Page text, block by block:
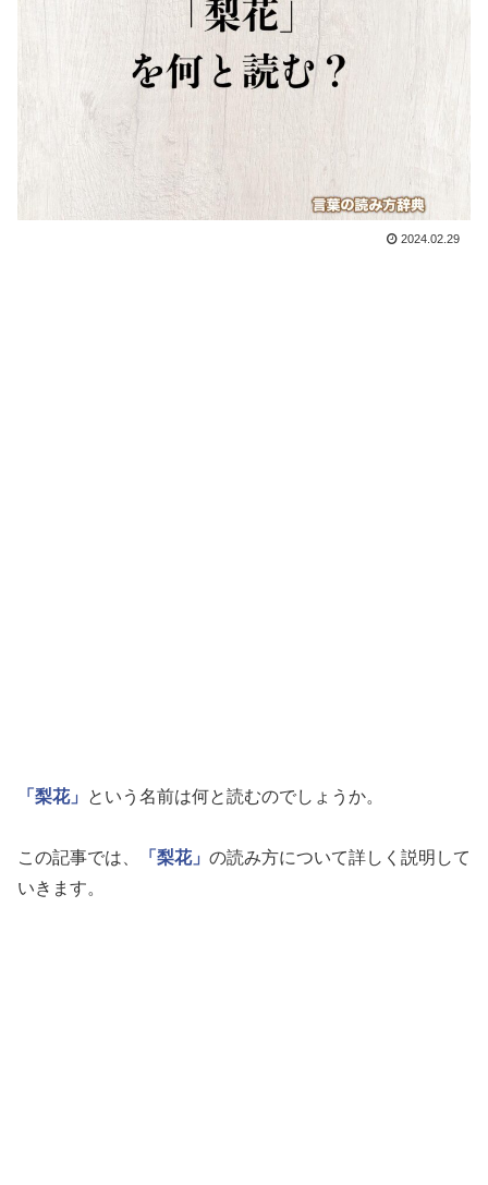
2024.02.29
「梨花」 という名前は何と読むのでしょうか。
この記事では、 「梨花」 の読み方について詳しく説明して
いきます。